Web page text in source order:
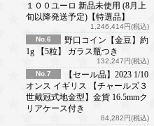
１００ユーロ 新品未使用 (8月上
旬以降発送予定)【特選品】
1,246,414円(税込)
No.6
野口コイン【金豆】約
1g 【5粒】 ガラス瓶つき
132,247円(税込)
No.7
【セール品】2023 1/10
オンス イギリス 【チャールズ３
世戴冠式地金型】金貨 16.5mmク
リアケース付き
84,282円(税込)